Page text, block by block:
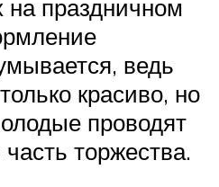
праздничном
ведь
красиво, но
проводят
торжества.